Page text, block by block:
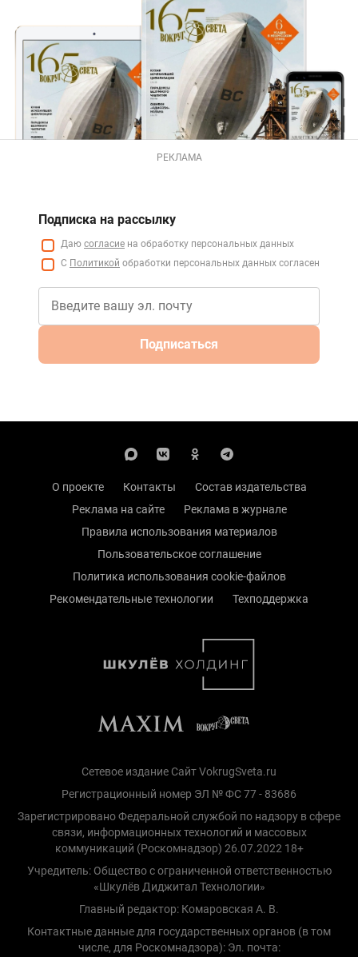
РЕКЛАМА
Подписка на рассылку
Даю согласие на обработку персональных данных
С Политикой обработки персональных данных согласен
Подписаться
О проекте Контакты
Состав издательства
Реклама на сайте
Реклама в журнале
Правила использования материалов
Пользовательское соглашение
Политика использования cookie-файлов
Рекомендательные технологии
Техподдержка
Сетевое издание Сайт VokrugSveta.ru
Регистрационный номер ЭЛ № ФС 77 - 83686
Зарегистрировано Федеральной службой по надзору в сфере
связи, информационных технологий и массовых
коммуникаций (Роскомнадзор) 26.07.2022 18+
Учредитель: Общество с ограниченной ответственностью
«Шкулёв Диджитал Технологии»
Главный редактор: Комаровская А. В.
Контактные данные для государственных органов (в том
числе, для Роскомнадзора): Эл. почта: